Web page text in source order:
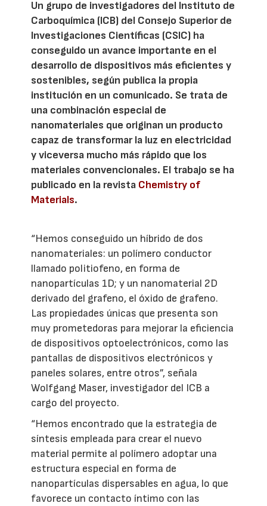
Un grupo de investigadores del Instituto de
Carboquímica (ICB) del Consejo Superior de
Investigaciones Científicas (CSIC) ha
conseguido un avance importante en el
desarrollo de dispositivos más eficientes y
sostenibles, según publica la propia
institución en un comunicado. Se trata de
una combinación especial de
nanomateriales que originan un producto
capaz de transformar la luz en electricidad
y viceversa mucho más rápido que los
materiales convencionales. El trabajo se ha
publicado en la revista Chemistry of
Materials.
“Hemos conseguido un híbrido de dos
nanomateriales: un polímero conductor
llamado politiofeno, en forma de
nanopartículas 1D; y un nanomaterial 2D
derivado del grafeno, el óxido de grafeno.
Las propiedades únicas que presenta son
muy prometedoras para mejorar la eficiencia
de dispositivos optoelectrónicos, como las
pantallas de dispositivos electrónicos y
paneles solares, entre otros”, señala
Wolfgang Maser, investigador del ICB a
cargo del proyecto.
“Hemos encontrado que la estrategia de
síntesis empleada para crear el nuevo
material permite al polímero adoptar una
estructura especial en forma de
nanopartículas dispersables en agua, lo que
favorece un contacto íntimo con las